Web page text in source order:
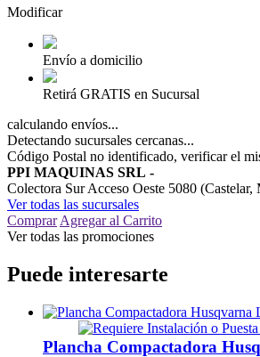
Modificar
Envío a domicilio
Retirá GRATIS en Sucursal
calculando envíos...
Detectando sucursales cercanas...
Código Postal no identificado, verificar el
PPI MAQUINAS SRL -
Colectora Sur Acceso Oeste 5080
Ver todas las sucursales
Comprar Agregar al Carrito
Ver todas las promociones
Puede interesarte
Plancha Compactadora